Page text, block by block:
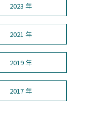
2023 年
2021 年
2019 年
2017 年